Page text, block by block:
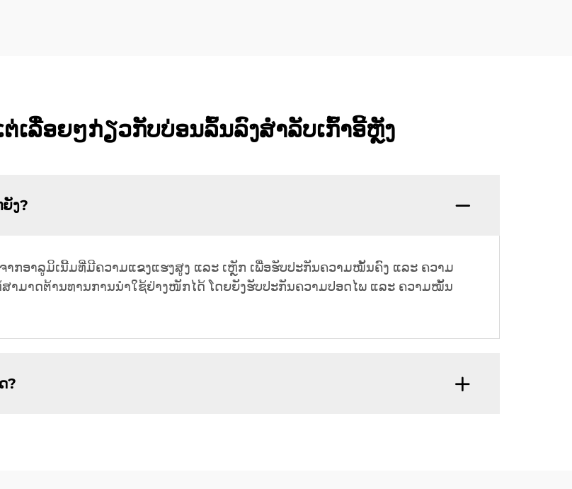
ເລື່ອຍໆກ່ຽວກັບບ່ອນລົ້ນລົງສຳລັບເກົ້າອີ້ຫຼັງ
ງ?
າກອາລູມິເນີ້ມທີ່ມີຄວາມແຂງແຮງສູງ ແລະ ເຫຼັກ ເພື່ອຮັບປະກັນຄວາມໝັ້ນຄົງ ແລະ ຄວາມ
ສາມາດຕ້ານທານການນຳໃຊ້ຢ່າງໜັກໄດ້ ໂດຍຍັງຮັບປະກັນຄວາມປອດໄພ ແລະ ຄວາມໝັ້ນ
?